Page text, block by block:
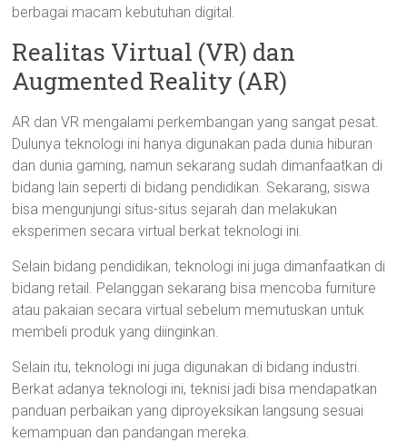
berbagai macam kebutuhan digital.
Realitas Virtual (VR) dan
Augmented Reality (AR)
AR dan VR mengalami perkembangan yang sangat pesat.
Dulunya teknologi ini hanya digunakan pada dunia hiburan
dan dunia gaming, namun sekarang sudah dimanfaatkan di
bidang lain seperti di bidang pendidikan. Sekarang, siswa
bisa mengunjungi situs-situs sejarah dan melakukan
eksperimen secara virtual berkat teknologi ini.
Selain bidang pendidikan, teknologi ini juga dimanfaatkan di
bidang retail. Pelanggan sekarang bisa mencoba furniture
atau pakaian secara virtual sebelum memutuskan untuk
membeli produk yang diinginkan.
Selain itu, teknologi ini juga digunakan di bidang industri.
Berkat adanya teknologi ini, teknisi jadi bisa mendapatkan
panduan perbaikan yang diproyeksikan langsung sesuai
kemampuan dan pandangan mereka.